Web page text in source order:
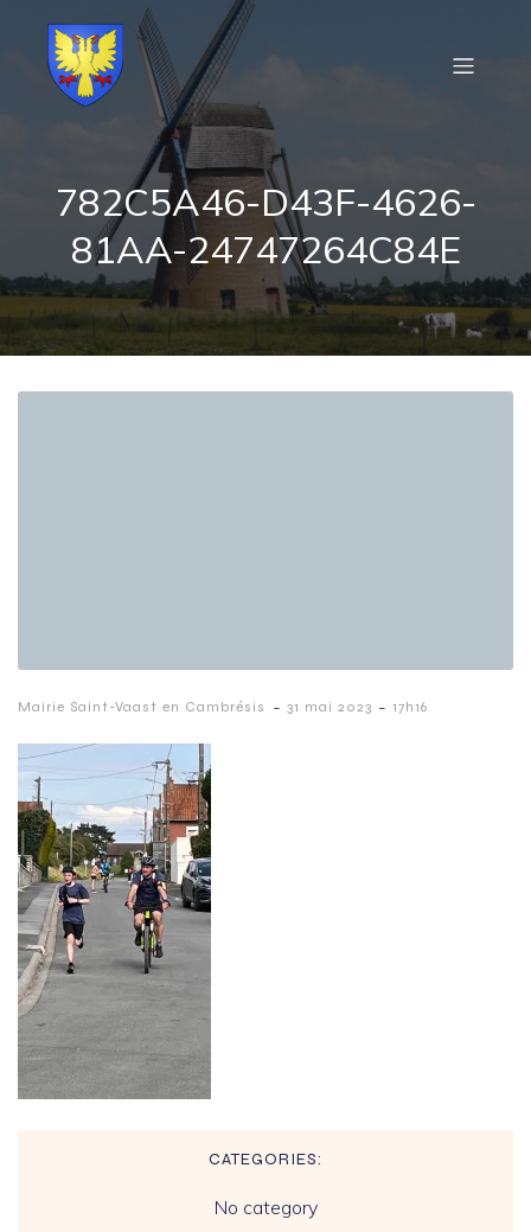
782C5A46-D43F-4626-
81AA-24747264C84E
Mairie Saint-Vaast en Cambrésis - 31 mai 2023 - 17h16
CATEGORIES:
No category